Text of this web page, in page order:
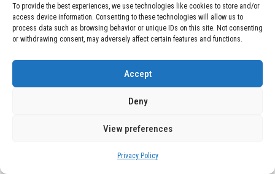
To provide the best experiences, we use technologies like cookies to store and/or
access device information. Consenting to these technologies will allow us to
process data such as browsing behavior or unique IDs on this site. Not consenting
or withdrawing consent, may adversely affect certain features and functions.
Accept
Deny
View preferences
Privacy Policy